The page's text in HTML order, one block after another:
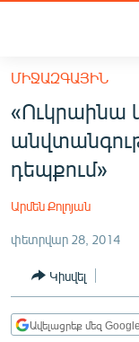
հիմնական
բովանդակությանը
Անցնել
հիմնական
մենյուին
ՀԱՅԱՍՏԱՆ
ՔԱՂԱՔԱԿԱՆ
ՏՆՏԵՍՈՒԹՅՈՒՆ
ՂԱՐԱԲԱՂ
ՄԻՋԱԶԳԱՅԻՆ
«Ուկրաինա
դեպքում»
Արմեն Քոլոյան
փետրվար 28, 2014
Կիսվել
Ավելացրեք մեզ